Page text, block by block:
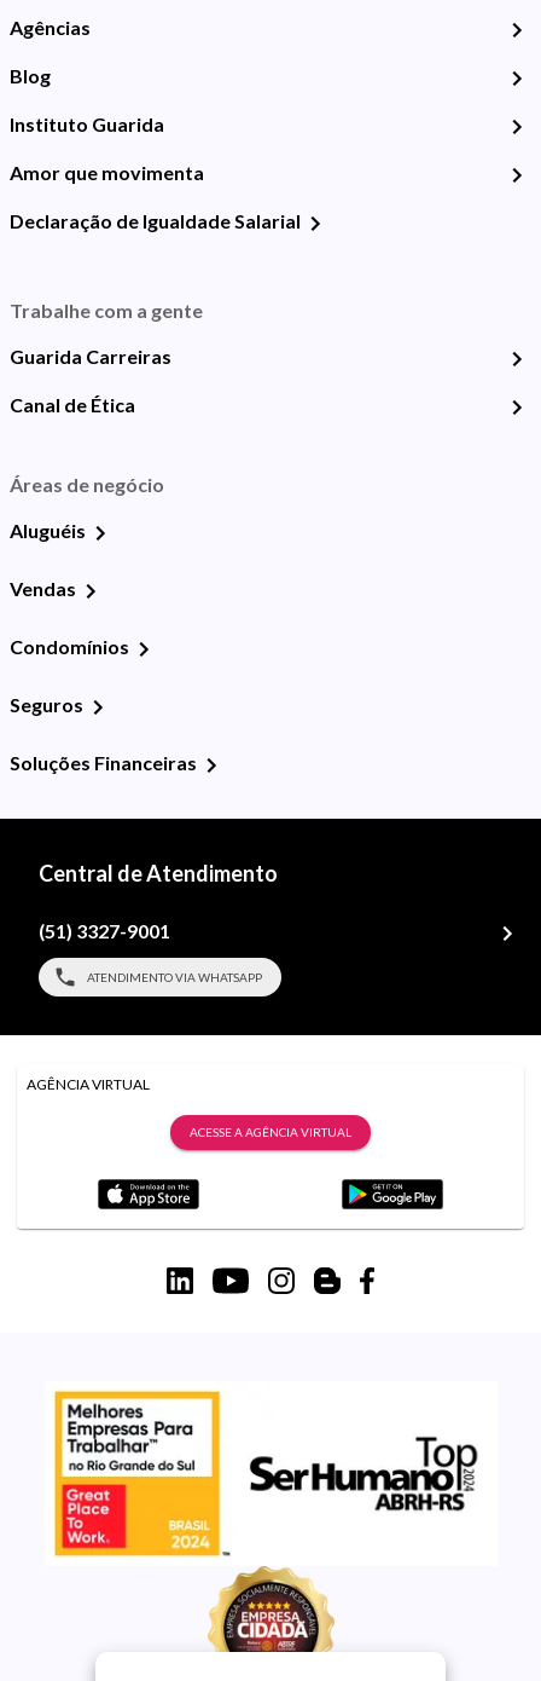
Agências
Blog
Instituto Guarida
Amor que movimenta
Declaração de Igualdade Salarial
Trabalhe com a gente
Guarida Carreiras
Canal de Ética
Áreas de negócio
Aluguéis
Vendas
Condomínios
Seguros
Soluções Financeiras
Central de Atendimento
(51) 3327-9001
ATENDIMENTO VIA WHATSAPP
AGÊNCIA VIRTUAL
ACESSE A AGÊNCIA VIRTUAL